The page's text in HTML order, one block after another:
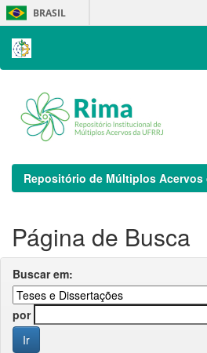
Skip
navigation
BRASIL
Repositório de Múltiplos Acervos
Página de Busca
Buscar em:
por